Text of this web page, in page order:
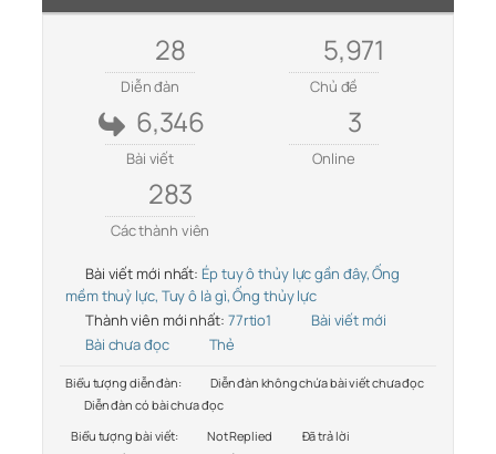
28
Diễn đàn
5,971
Chủ đề
6,346
Bài viết
3
Online
283
Các thành viên
Bài viết mới nhất: Ép tuy ô thủy lực gần đây, Ống
mềm thuỷ lực, Tuy ô là gì, Ống thủy lực
Thành viên mới nhất: 77rtio1
Bài viết mới
Bài chưa đọc
Thẻ
Biểu tượng diễn đàn:
Diễn đàn không chứa bài viết chưa đọc
Diễn đàn có bài chưa đọc
Biểu tượng bài viết:
Not Replied
Đã trả lời